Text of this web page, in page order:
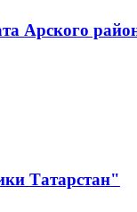
Арского
Татарстан"